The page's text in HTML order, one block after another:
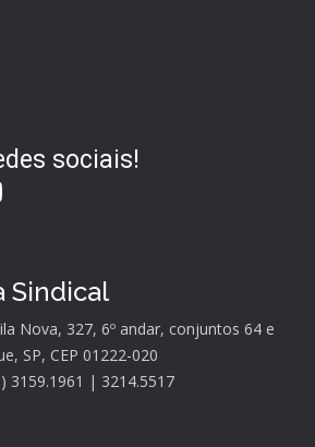
sociais!
Sindical
Nova, 327, 6º andar, conjuntos 64 e
SP, CEP 01222-020
3159.1961 | 3214.5517